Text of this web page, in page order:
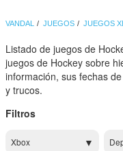
VANDAL JUEGOS JUEGOS
Listado de juegos de
juegos de Hockey sobre
información, sus fechas
y trucos.
Filtros
Xbox